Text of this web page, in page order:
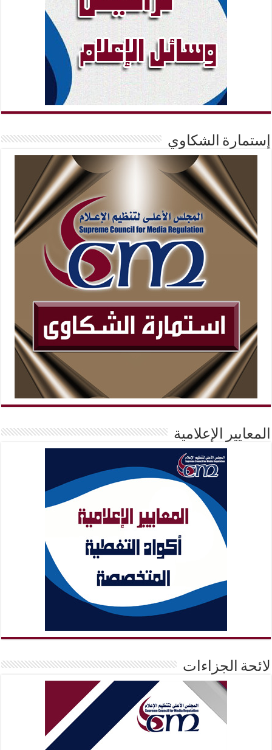
إستمارة الشكاوي
المعايير الإعلامية
لائحة الجزاءات